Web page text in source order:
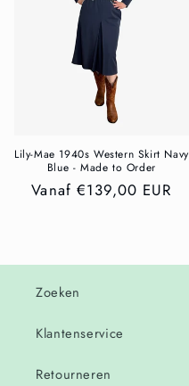
Lily-Mae 1940s Western Skirt Navy
Blue - Made to Order
Normale
Vanaf €139,00 EUR
Zoeken
Klantenservice
Retourneren